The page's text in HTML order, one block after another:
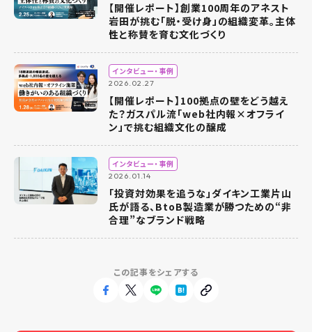
この記事をシェアする
【開催レポート】創業100周年のアネスト
岩田が挑む「脱・受け身」の組織変革。主体
性と称賛を育む文化づくり
インタビュー・事例
2026.02.27
【開催レポート】100拠点の壁をどう越え
た？ガスパル流「web社内報×オフライ
ン」で挑む組織文化の醸成
インタビュー・事例
2026.01.14
「投資対効果を追うな」ダイキン工業片山
氏が語る、BtoB製造業が勝つための“非
合理”なブランド戦略